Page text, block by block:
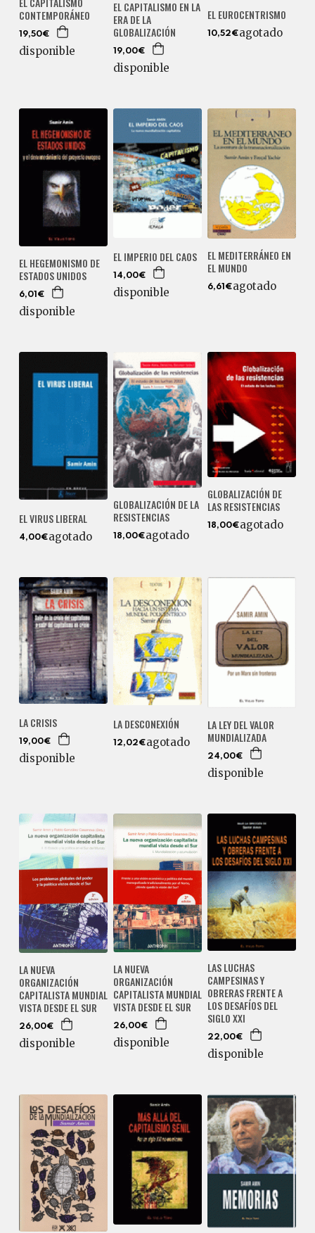
CONTEMPORÁNEO
19,50€
disponible
EL CAPITALISMO EN LA
ERA DE LA
GLOBALIZACIÓN
19,00€
disponible
EL EUROCENTRISMO
10,52€agotado
EL HEGEMONISMO DE
ESTADOS UNIDOS
6,01€
disponible
EL IMPERIO DEL CAOS
14,00€
disponible
EL MEDITERRÁNEO EN
EL MUNDO
6,61€agotado
EL VIRUS LIBERAL
4,00€agotado
GLOBALIZACIÓN DE LA
RESISTENCIAS
18,00€agotado
GLOBALIZACIÓN DE
LAS RESISTENCIAS
18,00€agotado
LA CRISIS
19,00€
disponible
LA DESCONEXIÓN
12,02€agotado
LA LEY DEL VALOR
MUNDIALIZADA
24,00€
disponible
LA NUEVA
ORGANIZACIÓN
CAPITALISTA MUNDIAL
VISTA DESDE EL SUR
26,00€
disponible
LA NUEVA
ORGANIZACIÓN
CAPITALISTA MUNDIAL
VISTA DESDE EL SUR
26,00€
disponible
LAS LUCHAS
CAMPESINAS Y
OBRERAS FRENTE A
LOS DESAFÍOS DEL
SIGLO XXI
22,00€
disponible